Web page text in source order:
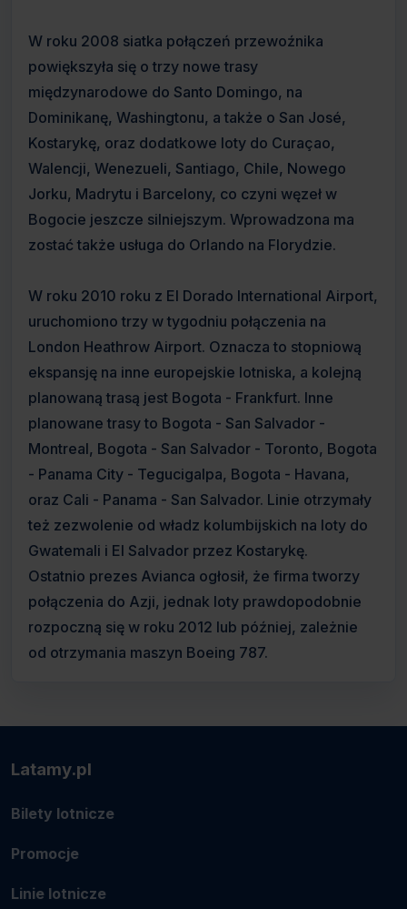
W roku 2008 siatka połączeń przewoźnika
powiększyła się o trzy nowe trasy
międzynarodowe do Santo Domingo, na
Dominikanę, Washingtonu, a także o San José,
Kostarykę, oraz dodatkowe loty do Curaçao,
Walencji, Wenezueli, Santiago, Chile, Nowego
Jorku, Madrytu i Barcelony, co czyni węzeł w
Bogocie jeszcze silniejszym. Wprowadzona ma
zostać także usługa do Orlando na Florydzie.
W roku 2010 roku z El Dorado International Airport,
uruchomiono trzy w tygodniu połączenia na
London Heathrow Airport. Oznacza to stopniową
ekspansję na inne europejskie lotniska, a kolejną
planowaną trasą jest Bogota - Frankfurt. Inne
planowane trasy to Bogota - San Salvador -
Montreal, Bogota - San Salvador - Toronto, Bogota
- Panama City - Tegucigalpa, Bogota - Havana,
oraz Cali - Panama - San Salvador. Linie otrzymały
też zezwolenie od władz kolumbijskich na loty do
Gwatemali i El Salvador przez Kostarykę.
Ostatnio prezes Avianca ogłosił, że firma tworzy
połączenia do Azji, jednak loty prawdopodobnie
rozpoczną się w roku 2012 lub później, zależnie
od otrzymania maszyn Boeing 787.
Latamy.pl
Bilety lotnicze
Promocje
Linie lotnicze